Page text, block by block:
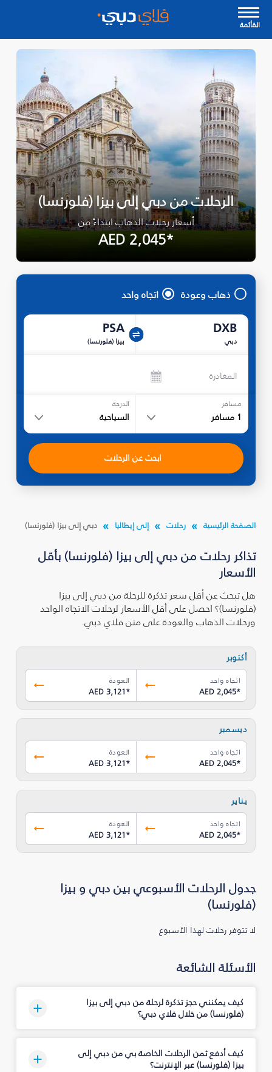
القأئمة
الرحلات من دبي إلى بيزا (فلورنسا)
أسعار رحلات الذهاب ابتداءً من
*AED 2,045
ذهاب وعودة اتجاه واحد
DXB
دبي
PSA
بيزا (فلورنسا)
المغادرة
مسافر
1 مسافر
الدرجة
السياحية
ابحث عن الرحلات
الصفحة الرئيسية رحلات إلى إيطاليا دبي إلى بيزا (فلورنسا)
تذاكر رحلات من دبي إلى بيزا (فلورنسا) بأقل
الأسعار
هل تبحث عن أقل سعر تذكرة للرحلة من دبي إلى بيزا
(فلورنسا)؟ احصل على أقل الأسعار لرحلات الاتجاه الواحد
ورحلات الذهاب والعودة على متن فلاي دبي.
أكتوبر
اتجاه واحد
AED 2,045*
العودة
AED 3,121*
ديسمبر
اتجاه واحد
AED 2,045*
العودة
AED 3,121*
يناير
اتجاه واحد
AED 2,045*
العودة
AED 3,121*
جدول الرحلات الأسبوعي بين دبي و بيزا
(فلورنسا)
لا تتوفر رحلات لهذا الأسبوع
الأسئلة الشائعة
كيف يمكنني حجز تذكرة لرحلة من دبي إلى بيزا
(فلورنسا) من خلال فلاي دبي؟
كيف أدفع ثمن الرحلات الخاصة بي من دبي إلى
بيزا (فلورنسا) عبر الإنترنت؟